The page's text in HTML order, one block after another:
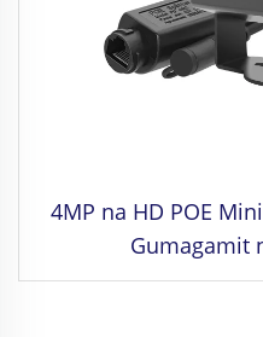
4MP na HD POE
Gumagamit